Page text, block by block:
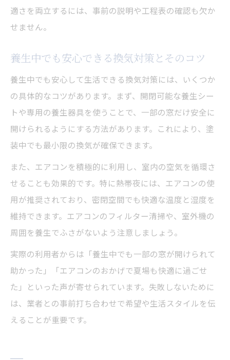
適さを両立するには、事前の説明や工程表の確認も欠か
せません。
養生中でも安心できる換気対策とそのコツ
養生中でも安心して生活できる換気対策には、いくつか
の具体的なコツがあります。まず、開閉可能な養生シー
トや専用の養生器具を使うことで、一部の窓だけ安全に
開けられるようにする方法があります。これにより、塗
装中でも最小限の換気が確保できます。
また、エアコンを積極的に利用し、室内の空気を循環さ
せることも効果的です。特に熱帯夜には、エアコンの使
用が推奨されており、密閉空間でも快適な温度と湿度を
維持できます。エアコンのフィルター清掃や、室外機の
周囲を養生でふさがないよう注意しましょう。
実際の利用者からは「養生中でも一部の窓が開けられて
助かった」「エアコンのおかげで夏場も快適に過ごせ
た」といった声が寄せられています。失敗しないために
は、業者との事前打ち合わせで希望や生活スタイルを伝
えることが重要です。